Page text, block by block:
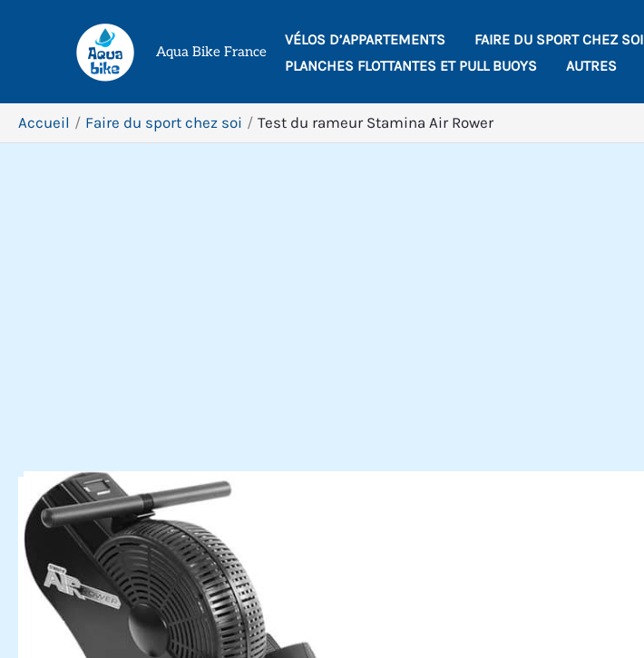
Aqua Bike France
VÉLOS D’APPARTEMENTS FAIRE DU SPORT CHEZ SOI
PLANCHES FLOTTANTES ET PULL BUOYS
AUTRES
Accueil Faire du sport chez soi Test du rameur Stamina Air Rower